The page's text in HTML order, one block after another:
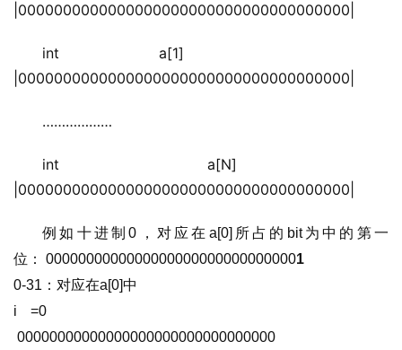
|0000000000000000000000000000000000000|
int a[1]
|0000000000000000000000000000000000000|
………………
int a[N]
|0000000000000000000000000000000000000|
例如十进制0，对应在a[0]所占的bit为中的第一
位： 00000000000000000000000000000001
0-31：对应在a[0]中
i =0
00000000000000000000000000000000